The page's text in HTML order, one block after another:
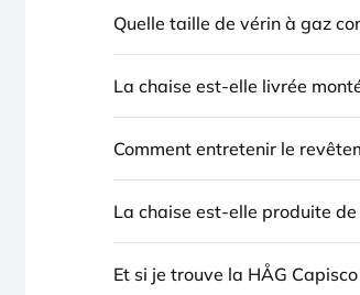
Quelle taille de vérin à gaz
La chaise est-elle livrée
Comment entretenir le
La chaise est-elle produite
Et si je trouve la HÅG